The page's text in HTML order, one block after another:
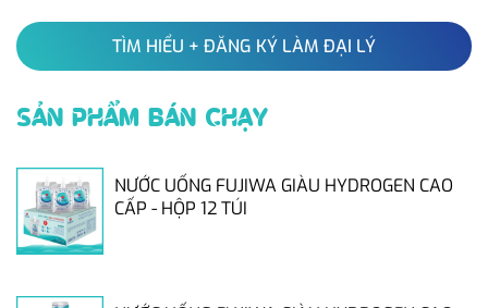
TÌM HIỂU + ĐĂNG KÝ LÀM ĐẠI LÝ
SẢN PHẨM BÁN CHẠY
NƯỚC UỐNG FUJIWA GIÀU HYDROGEN CAO
CẤP - HỘP 12 TÚI